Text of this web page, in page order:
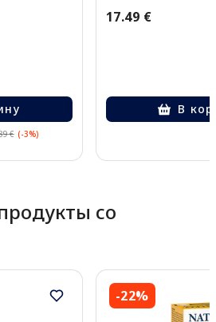
€ (-3%)
17.49 €
В
со
-22%